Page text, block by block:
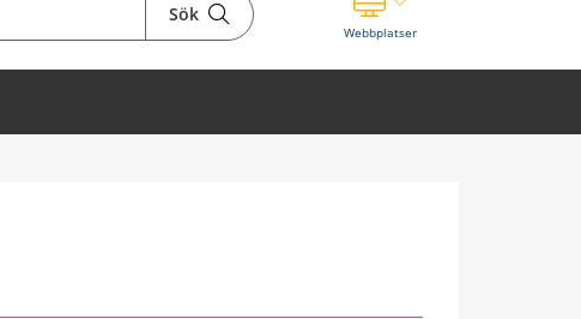
Sök
WebbplatserVisa våra andra webbplatser